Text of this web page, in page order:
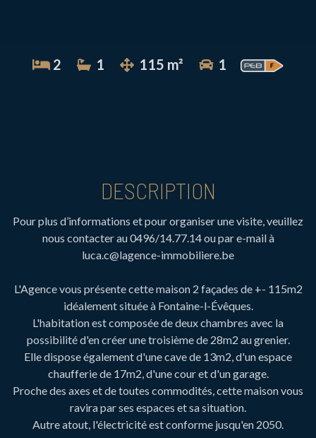
2 1 115 m² 1
DESCRIPTION
Pour plus d’informations et pour organiser une visite, veuillez
nous contacter au 0496/14.77.14 ou par e-mail à
luca.c@lagence-immobiliere.be
L'Agence vous présente cette maison 2 façades de +- 115m2
idéalement située à Fontaine-l-Évêques.
L'habitation est composée de deux chambres avec la
possibilité d'en créer une troisième de 28m2 au grenier.
Elle dispose également d'une cave de 13m2, d'un espace
chaufferie de 17m2, d'une cour et d'un garage.
Proche des axes et de toutes commodités, cette maison vous
ravira par ses espaces et sa situation.
Autre atout, l'électricité est conforme jusqu'en 2050.